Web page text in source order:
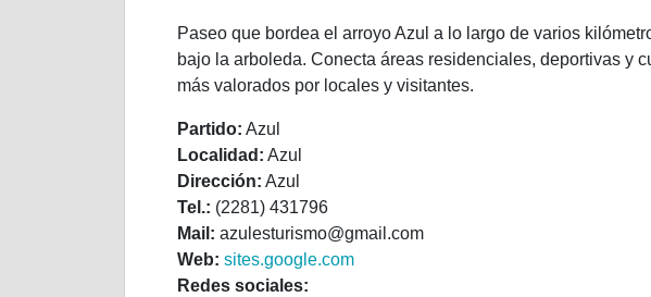
Paseo que bordea el arroyo Azul a lo largo de varios
bajo la arboleda. Conecta áreas residenciales, deportivas y
más valorados por locales y visitantes.
Partido: Azul
Localidad: Azul
Dirección: Azul
Tel.: (2281) 431796
Mail: azulesturismo@gmail.com
Web: sites.google.com
Redes sociales: